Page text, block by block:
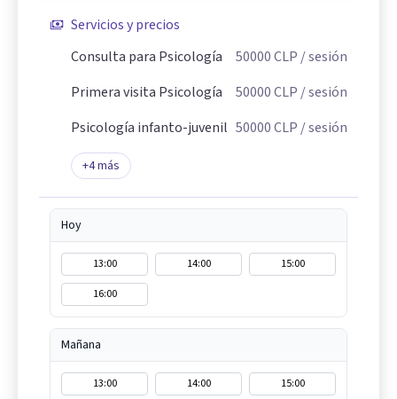
Servicios y precios
Consulta para Psicología
50000CLP / sesión
Primera visita Psicología
50000CLP / sesión
Psicología infanto-juvenil 50000CLP / sesión
+4más
Hoy
13:00 14:00
15:00
16:00
Mañana
13:00 14:00
15:00